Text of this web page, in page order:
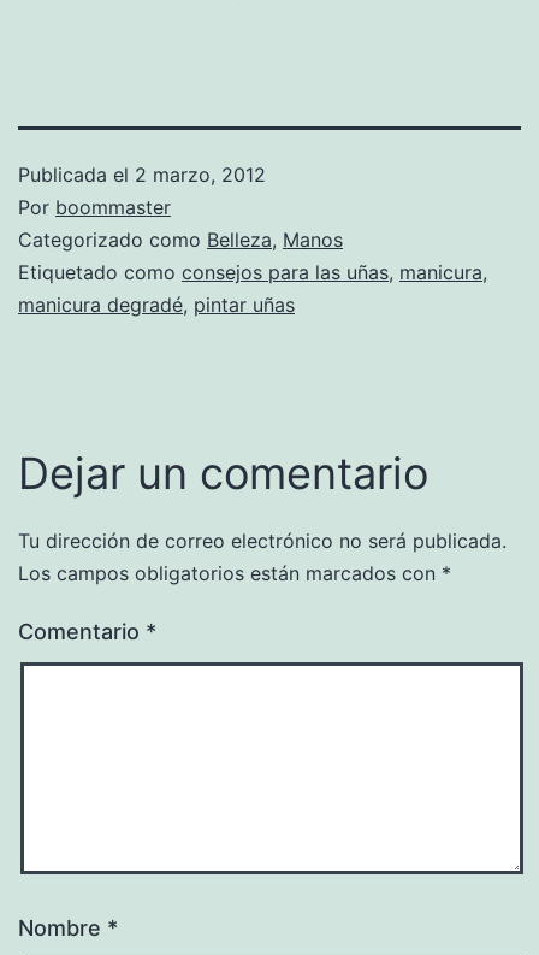
Publicada el 2 marzo, 2012
Por boommaster
Categorizado como Belleza, Manos
Etiquetado como consejos para las uñas, manicura,
manicura degradé, pintar uñas
Dejar un comentario
Tu dirección de correo electrónico no será publicada.
Los campos obligatorios están marcados con *
Comentario *
Nombre *